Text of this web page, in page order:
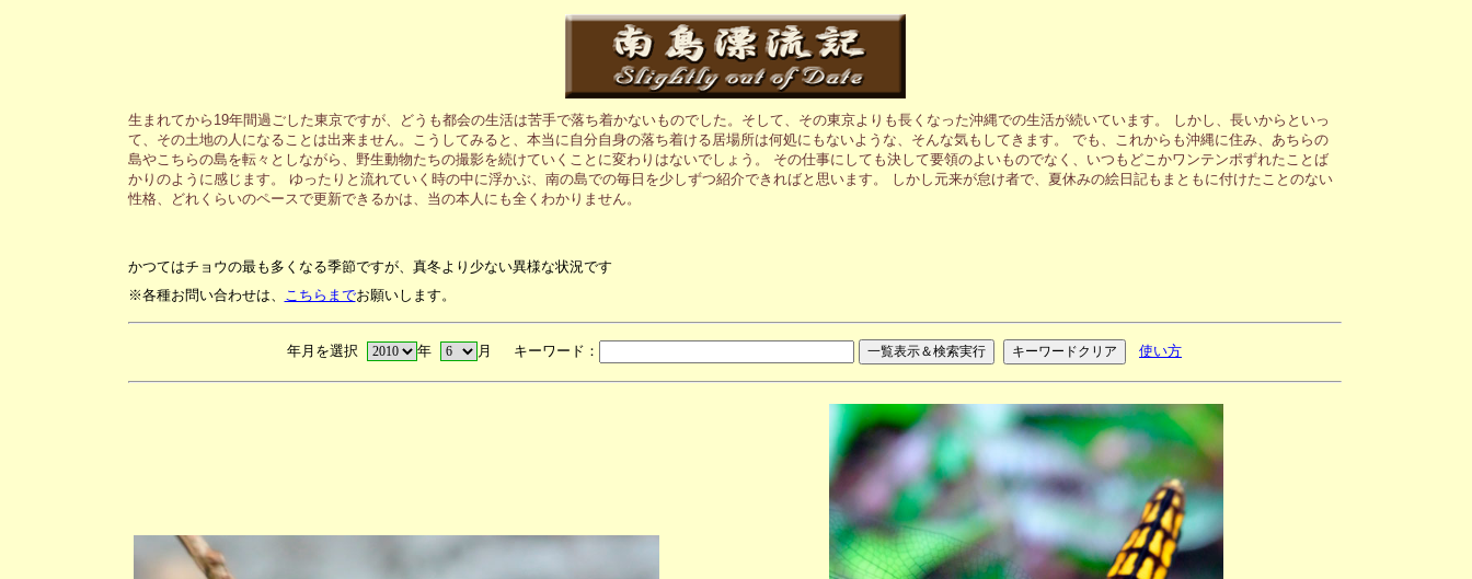
生まれてから19年間過ごした東京ですが、どうも都会の生活は苦手で落ち着かないものでした。そして、その東京よりも長くなった沖縄での生活が続いています。 しかし、長いからといっ
て、その土地の人になることは出来ません。こうしてみると、本当に自分自身の落ち着ける居場所は何処にもないような、そんな気もしてきます。 でも、これからも沖縄に住み、あちらの
島やこちらの島を転々としながら、野生動物たちの撮影を続けていくことに変わりはないでしょう。 その仕事にしても決して要領のよいものでなく、いつもどこかワンテンポずれたことば
かりのように感じます。 ゆったりと流れていく時の中に浮かぶ、南の島での毎日を少しずつ紹介できればと思います。 しかし元来が怠け者で、夏休みの絵日記もまともに付けたことのない
性格、どれくらいのペースで更新できるかは、当の本人にも全くわかりません。
かつてはチョウの最も多くなる季節ですが、真冬より少ない異様な状況です
※各種お問い合わせは、 こちらまでお願いします。
年月を選択 年 月 キーワード： 使い方